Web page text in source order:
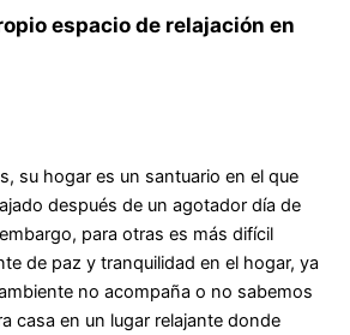
espacio de relajación en
su hogar es un santuario en el que
después de un agotador día de
para otras es más difícil
de paz y tranquilidad en el hogar, ya
no acompaña o no sabemos
casa en un lugar relajante donde